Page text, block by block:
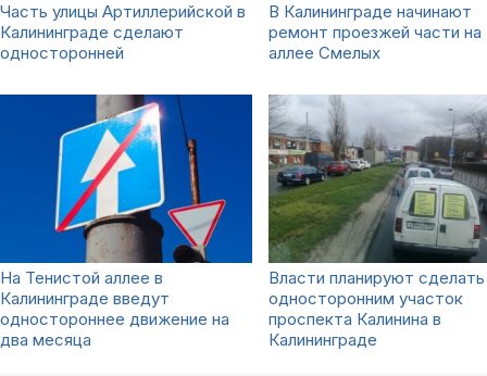
Часть улицы Артиллерийской в
Калининграде сделают
односторонней
В Калининграде начинают
ремонт проезжей части на
аллее Смелых
На Тенистой аллее в
Калининграде введут
одностороннее движение на
два месяца
Власти планируют сделать
односторонним участок
проспекта Калинина в
Калининграде